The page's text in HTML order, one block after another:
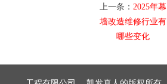
上一条： 2025年幕
墙改造维修行业有
哪些变化